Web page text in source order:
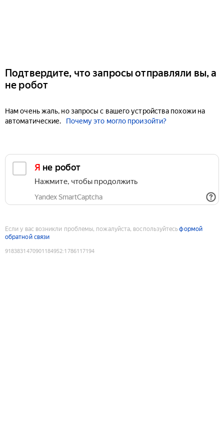
Подтвердите, что запросы отправляли вы, а
не робот
Нам очень жаль, но запросы с вашего устройства похожи на
автоматические.
Почему это могло произойти?
Я не робот
Нажмите, чтобы продолжить
Yandex SmartCaptcha
Если у вас возникли проблемы, пожалуйста, воспользуйтесьформой
обратной связи
9183831470901184952:1786117194